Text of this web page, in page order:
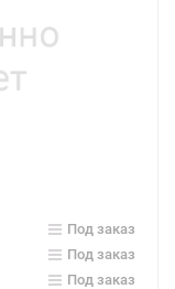
Под заказ
Под заказ
Под заказ